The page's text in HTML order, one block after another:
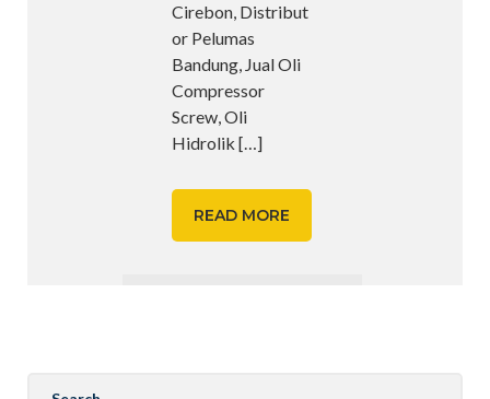
Cirebon, Distribut
or Pelumas
Bandung, Jual Oli
Compressor
Screw, Oli
Hidrolik […]
READ MORE